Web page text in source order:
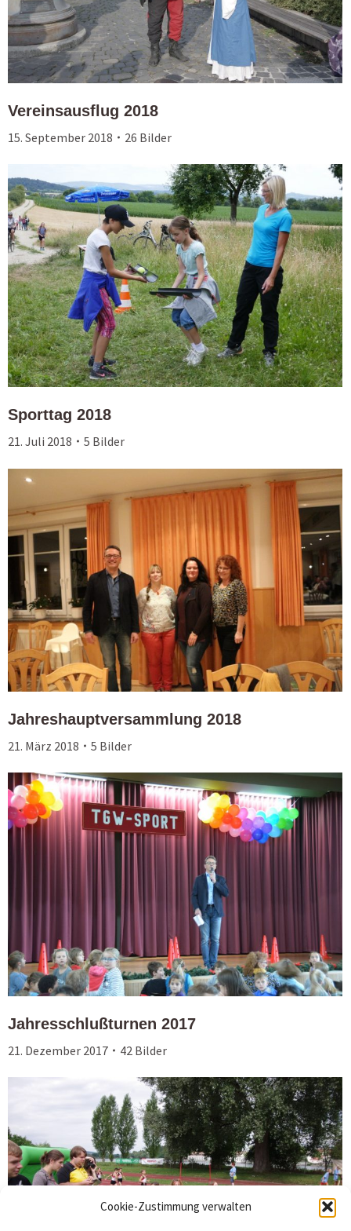
Cookie-Zustimmung verwalten
Vereinsausflug 2018
15. September 2018 26 Bilder
Sporttag 2018
21. Juli 2018 5 Bilder
Jahreshauptversammlung 2018
21. März 2018 5 Bilder
Jahresschlußturnen 2017
21. Dezember 2017 42 Bilder